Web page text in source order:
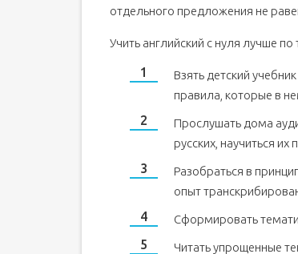
отдельного предложения не
Учить английский с нуля лучше
Взять детский
правила, которые в
Прослушать дома
русских, научиться их
Разобраться в
опыт
Сформировать
Читать упрощенные